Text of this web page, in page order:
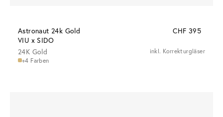
Astronaut 24k Gold
VIU x SIDO
CHF 395
24K Gold
+4 Farben
inkl. Korrekturgläser